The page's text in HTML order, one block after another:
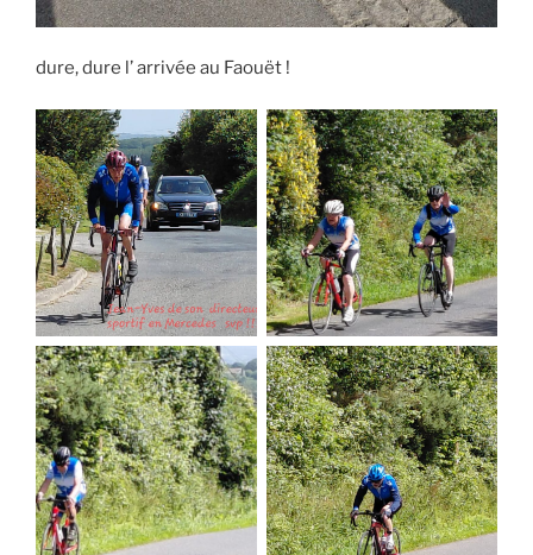
dure, dure l’ arrivée au Faouët !